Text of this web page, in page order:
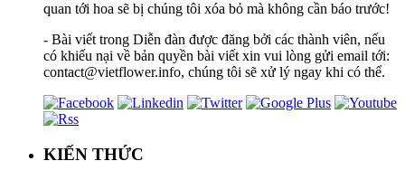
quan tới hoa sẽ bị chúng tôi xóa bỏ mà không cần báo trước!
- Bài viết trong Diễn đàn được đăng bởi các thành viên, nếu
có khiếu nại về bản quyền bài viết xin vui lòng gửi email tới:
contact@vietflower.info, chúng tôi sẽ xử lý ngay khi có thể.
KIẾN THỨC